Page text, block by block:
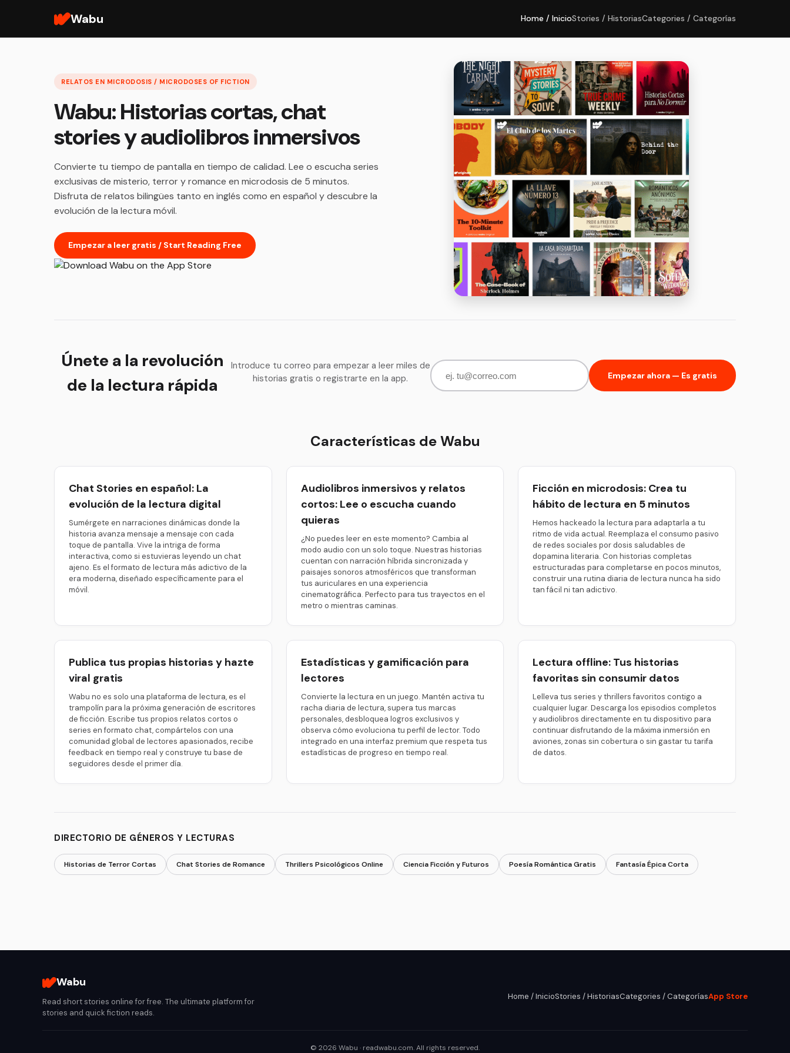
Wabu Home / InicioStories / HistoriasCategories / Categorías
RELATOS EN MICRODOSIS / MICRODOSES OF FICTION
Wabu: Historias cortas, chat
stories y audiolibros inmersivos
Convierte tu tiempo de pantalla en tiempo de calidad. Lee o escucha series
exclusivas de misterio, terror y romance en microdosis de 5 minutos.
Disfruta de relatos bilingües tanto en inglés como en español y descubre la
evolución de la lectura móvil.
Empezar a leer gratis / Start Reading Free
Únete a la revolución
de la lectura rápida
Introduce tu correo para empezar a leer miles de
historias gratis o registrarte en la app.
Empezar ahora — Es gratis
Características de Wabu
Chat Stories en español: La
evolución de la lectura digital
Sumérgete en narraciones dinámicas donde la
historia avanza mensaje a mensaje con cada
toque de pantalla. Vive la intriga de forma
interactiva, como si estuvieras leyendo un chat
ajeno. Es el formato de lectura más adictivo de la
era moderna, diseñado específicamente para el
móvil.
Audiolibros inmersivos y relatos
cortos: Lee o escucha cuando
quieras
¿No puedes leer en este momento? Cambia al
modo audio con un solo toque. Nuestras historias
cuentan con narración híbrida sincronizada y
paisajes sonoros atmosféricos que transforman
tus auriculares en una experiencia
cinematográfica. Perfecto para tus trayectos en el
metro o mientras caminas.
Ficción en microdosis: Crea tu
hábito de lectura en 5 minutos
Hemos hackeado la lectura para adaptarla a tu
ritmo de vida actual. Reemplaza el consumo pasivo
de redes sociales por dosis saludables de
dopamina literaria. Con historias completas
estructuradas para completarse en pocos minutos,
construir una rutina diaria de lectura nunca ha sido
tan fácil ni tan adictivo.
Publica tus propias historias y hazte
viral gratis
Wabu no es solo una plataforma de lectura, es el
trampolín para la próxima generación de escritores
de ficción. Escribe tus propios relatos cortos o
series en formato chat, compártelos con una
comunidad global de lectores apasionados, recibe
feedback en tiempo real y construye tu base de
seguidores desde el primer día.
Estadísticas y gamificación para
lectores
Convierte la lectura en un juego. Mantén activa tu
racha diaria de lectura, supera tus marcas
personales, desbloquea logros exclusivos y
observa cómo evoluciona tu perfil de lector. Todo
integrado en una interfaz premium que respeta tus
estadísticas de progreso en tiempo real.
Lectura offline: Tus historias
favoritas sin consumir datos
Lelleva tus series y thrillers favoritos contigo a
cualquier lugar. Descarga los episodios completos
y audiolibros directamente en tu dispositivo para
continuar disfrutando de la máxima inmersión en
aviones, zonas sin cobertura o sin gastar tu tarifa
de datos.
DIRECTORIO DE GÉNEROS Y LECTURAS
Historias de Terror Cortas Chat Stories de Romance Thrillers Psicológicos Online Ciencia Ficción y Futuros Poesía Romántica Gratis Fantasía Épica Corta
Wabu
Read short stories online for free. The ultimate platform for
stories and quick fiction reads.
Home / InicioStories / HistoriasCategories / CategoríasApp Store
© 2026 Wabu · readwabu.com. All rights reserved.